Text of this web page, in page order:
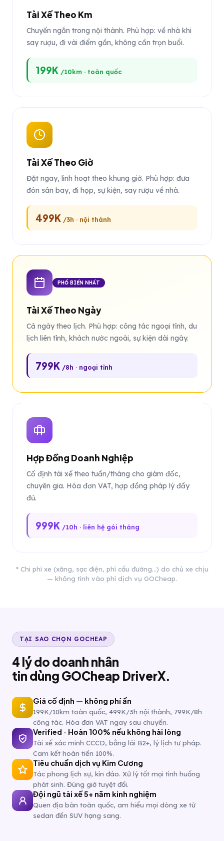
Tài Xế Theo Km
Chuyến ngắn trong nội thành. Phù hợp: về nhà khi
say rượu, đi vài điểm gần, không cần trọn buổi.
199K /10km · toàn quốc
Tài Xế Theo Giờ
Đặt ngay, linh hoạt theo khung giờ. Phù hợp: đưa
đón sân bay, đi họp, sự kiện, say rượu về nhà.
499K /3h · nội thành
PHỔ BIẾN NHẤT
Tài Xế Theo Ngày
Cả ngày theo lịch. Phù hợp: công tác ngoại tỉnh, du
lịch liên tỉnh, khách nước ngoài, sự kiện dài ngày.
799K /8h · ngoại tỉnh
Hợp Đồng Doanh Nghiệp
Cố định tài xế theo tuần/tháng cho giám đốc,
chuyên gia. Hóa đơn VAT, hợp đồng pháp lý đầy
đủ.
999K /10h · liên hệ gói tháng
* Chi phí xe (xăng, sạc điện, phí cầu đường...) do chủ xe chịu
— không tính vào phí dịch vụ GOCheap.
TẠI SAO CHỌN GOCHEAP
4 lý do doanh nhân
tin dùng GOCheap DriverX.
Giá cố định — không phí ẩn
199K/10km toàn quốc, 499K/3h nội thành, 799K/8h
công tác. Hóa đơn VAT ngay sau chuyến.
Verified · Hoàn 100% nếu không hài lòng
Tài xế xác minh CCCD, bằng lái B2+, lý lịch tư pháp.
Cam kết hoàn tiền 100%.
Tiêu chuẩn dịch vụ Kim Cương
Tác phong lịch sự, kín đáo. Xử lý tốt mọi tình huống
phát sinh. Đúng giờ tuyệt đối.
Đội ngũ tài xế 5+ năm kinh nghiệm
Quen địa bàn toàn quốc, am hiểu mọi dòng xe từ
sedan đến SUV hạng sang.